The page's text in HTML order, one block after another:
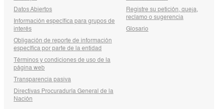
Datos Abiertos
Información específica para grupos de
interés
Obligación de reporte de información
específica por parte de la entidad
Términos y condiciones de uso de la
página web
Transparencia pasiva
Directivas Procuraduría General de la
Nación
Registre su petición, queja,
reclamo o sugerencia
Glosario